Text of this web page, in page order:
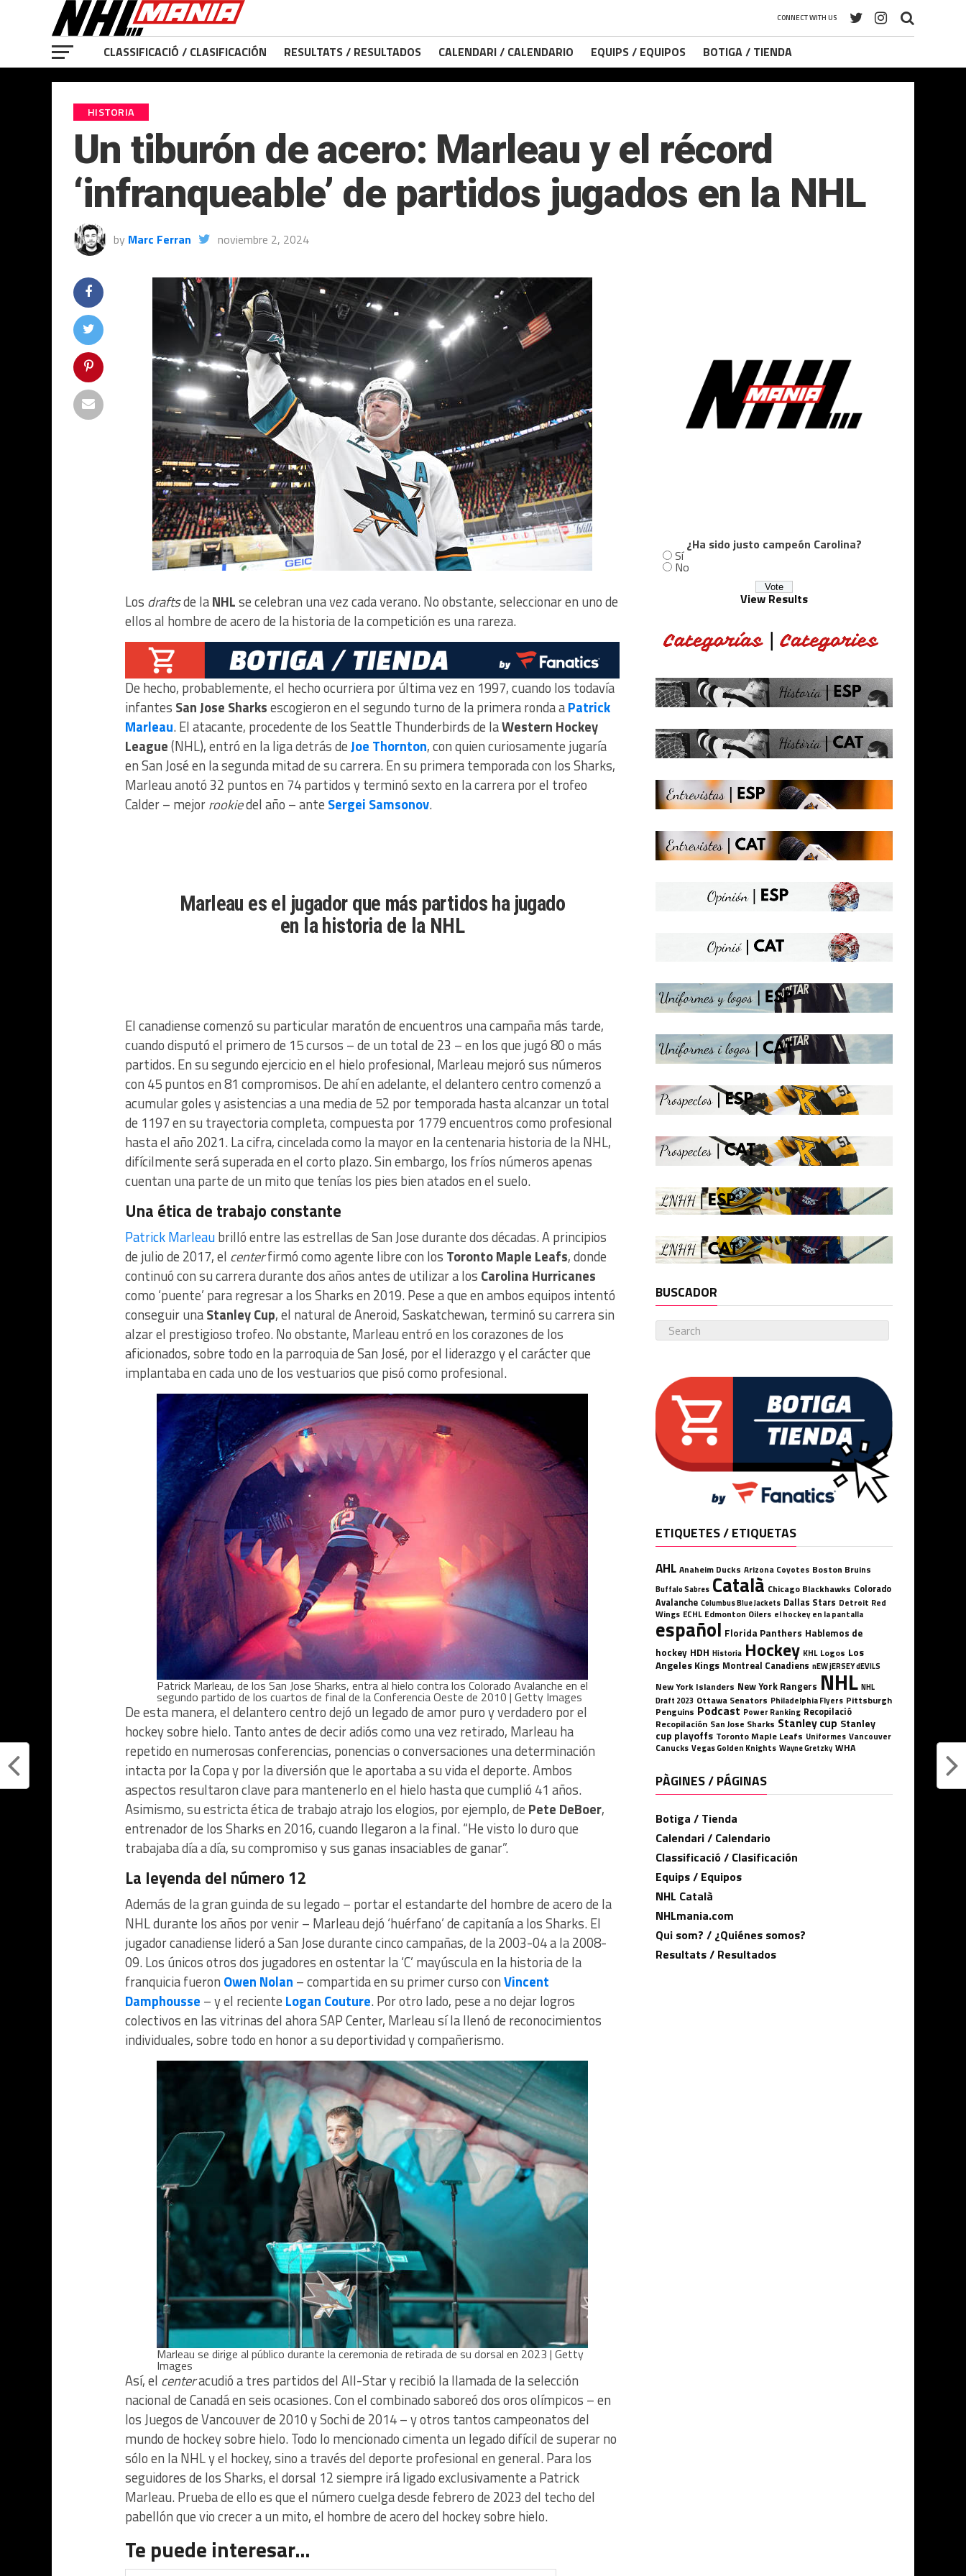
CONNECT WITH US
CLASSIFICACIÓ / CLASIFICACIÓN RESULTATS / RESULTADOS CALENDARI / CALENDARIO EQUIPS / EQUIPOS BOTIGA / TIENDA
HISTORIA
Un tiburón de acero: Marleau y el récord
‘infranqueable’ de partidos jugados en la NHL
by Marc Ferran noviembre 2, 2024
Los draftsde laNHLse celebran una vez cada verano. No obstante, seleccionar en uno de
ellos al hombre de acero de la historia de la competición es una rareza.
De hecho, probablemente, el hecho ocurriera por última vez en 1997, cuando los todavía
infantes San Jose Sharksescogieron en el segundo turno de la primera ronda aPatrick
Marleau. El atacante, procedente de los Seattle Thunderbirds de laWestern Hockey
League(NHL), entró en la liga detrás deJoe Thornton, con quien curiosamente jugaría
en San José en la segunda mitad de su carrera. En su primera temporada con los Sharks,
Marleau anotó 32 puntos en 74 partidos y terminó sexto en la carrera por el trofeo
Calder – mejorrookiedel año – ante Sergei Samsonov.
Marleau es el jugador que más partidos ha jugado
en la historia de la NHL
El canadiense comenzó su particular maratón de encuentros una campaña más tarde,
cuando disputó el primero de 15 cursos – de un total de 23 – en los que jugó 80 o más
partidos. En su segundo ejercicio en el hielo profesional, Marleau mejoró sus números
con 45 puntos en 81 compromisos. De ahí en adelante, el delantero centro comenzó a
acumular goles y asistencias a una media de 52 por temporada hasta alcanzar un total
de 1197 en su trayectoria completa, compuesta por 1779 encuentros como profesional
hasta el año 2021. La cifra, cincelada como la mayor en la centenaria historia de la NHL,
difícilmente será superada en el corto plazo. Sin embargo, los fríos números apenas
cuentan una parte de un mito que tenías los pies bien atados en el suelo.
Una ética de trabajo constante
Patrick Marleaubrilló entre las estrellas de San Jose durante dos décadas. A principios
de julio de 2017, el centerfirmó como agente libre con los Toronto Maple Leafs, donde
continuó con su carrera durante dos años antes de utilizar a los Carolina Hurricanes
como ‘puente’ para regresar a los Sharks en 2019. Pese a que en ambos equipos intentó
conseguir unaStanley Cup, el natural de Aneroid, Saskatchewan, terminó su carrera sin
alzar el prestigioso trofeo. No obstante, Marleau entró en los corazones de los
aficionados, sobre todo en la parroquia de San José, por el liderazgo y el carácter que
implantaba en cada uno de los vestuarios que pisó como profesional.
Patrick Marleau, de los San Jose Sharks, entra al hielo contra los Colorado Avalanche en el
segundo partido de los cuartos de final de la Conferencia Oeste de 2010 | Getty Images
De esta manera, el delantero centro dejó un legado de amor puro y verdadero por el
hockey sobre hielo. Tanto antes de decir adiós como una vez retirado, Marleau ha
repetido en numerosas conferencias, ponencias o conversaciones una determinación
intacta por la Copa y por la diversión que le aportaba a su vida el deporte. Ambos
aspectos resultaron clave para mantenerlo en el hielo hasta que cumplió 41 años.
Asimismo, su estricta ética de trabajo atrajo los elogios, por ejemplo, de Pete DeBoer,
entrenador de los Sharks en 2016, cuando llegaron a la final. “He visto lo duro que
trabajaba día a día, su compromiso y sus ganas insaciables de ganar”.
La leyenda del número 12
Además de la gran guinda de su legado – portar el estandarte del hombre de acero de la
NHL durante los años por venir – Marleau dejó ‘huérfano’ de capitanía a los Sharks. El
jugador canadiense lideró a San Jose durante cinco campañas, de la 2003-04 a la 2008-
09. Los únicos otros dos jugadores en ostentar la ‘C’ mayúscula en la historia de la
franquicia fueron Owen Nolan – compartida en su primer curso conVincent
Damphousse – y el reciente Logan Couture. Por otro lado, pese a no dejar logros
colectivos en las vitrinas del ahora SAP Center, Marleau sí la llenó de reconocimientos
individuales, sobre todo en honor a su deportividad y compañerismo.
Marleau se dirige al público durante la ceremonia de retirada de su dorsal en 2023 | Getty
Images
Así, el centeracudió a tres partidos del All-Star y recibió la llamada de la selección
nacional de Canadá en seis ocasiones. Con el combinado saboreó dos oros olímpicos – en
los Juegos de Vancouver de 2010 y Sochi de 2014 – y otros tantos campeonatos del
mundo de hockey sobre hielo. Todo lo mencionado cimenta un legado difícil de superar no
sólo en la NHL y el hockey, sino a través del deporte profesional en general. Para los
seguidores de los Sharks, el dorsal 12 siempre irá ligado exclusivamente a Patrick
Marleau. Prueba de ello es que el número cuelga desde febrero de 2023 del techo del
pabellón que vio crecer a un mito, el hombre de acero del hockey sobre hielo.
Te puede interesar…
¿Ha sido justo campeón Carolina?
Sí
No
View Results
BUSCADOR
ETIQUETES / ETIQUETAS
AHL Anaheim Ducks Arizona Coyotes Boston Bruins
Buffalo Sabres Català Chicago Blackhawks Colorado
Avalanche Columbus Blue Jackets Dallas Stars Detroit Red
Wings ECHL Edmonton Oilers el hockey en la pantalla
español Florida Panthers Hablemos de
hockey HDH Historia Hockey KHL Logos Los
Angeles Kings Montreal Canadiens nEW jERSEY dEVILS
New York Islanders New York Rangers NHL NHL
Draft 2023 Ottawa Senators Philadelphia Flyers Pittsburgh
Penguins Podcast Power Ranking Recopilació
Recopilación San Jose Sharks Stanley cup Stanley
cup playoffs Toronto Maple Leafs Uniformes Vancouver
Canucks Vegas Golden Knights Wayne Gretzky WHA
PÀGINES / PÁGINAS
Botiga / Tienda
Calendari / Calendario
Classificació / Clasificación
Equips / Equipos
NHL Català
NHLmania.com
Qui som? / ¿Quiénes somos?
Resultats / Resultados